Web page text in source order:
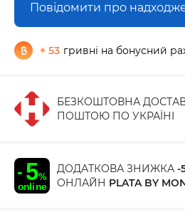
Повідомити про
+ 53 гривні на бонусний
БЕЗКОШТОВНА
ПОШТОЮ ПО УКРАЇНІ
ДОДАТКОВА ЗНИЖКА -
ОНЛАЙН PLATA BY